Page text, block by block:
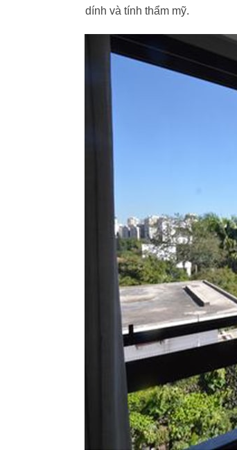
dính và tính thẩm mỹ.